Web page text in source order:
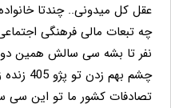
عقل کل میدونی.. چندتا
چه تبعات مالی فرهنگی
نفر تا بشه سی سالش همین
چشم
تصادفات کشور ما تو این سی